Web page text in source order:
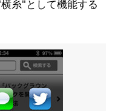
糸"として機能する